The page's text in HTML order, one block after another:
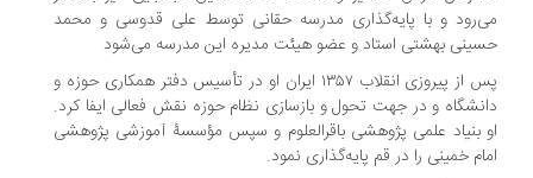
می‌رود و با پایه‌گذاری مدرسه حقانی توسط علی قدوسی و محمد
حسینی بهشتی استاد و عضو هیئت مدیره این مدرسه می‌شود
پس از پیروزی انقلاب ۱۳۵۷ ایران او در تأسیس دفتر همکاری حوزه و
دانشگاه و در جهت تحول و بازسازی نظام حوزه نقش فعالی ایفا کرد.
او بنیاد علمی پژوهشی باقرالعلوم و سپس مؤسسهٔ آموزشی پژوهشی
امام خمینی را در قم پایه‌گذاری نمود.